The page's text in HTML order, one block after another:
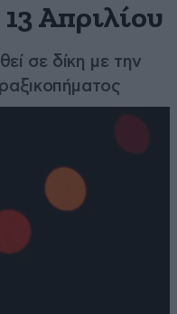
Απριλίου
σε δίκη με την